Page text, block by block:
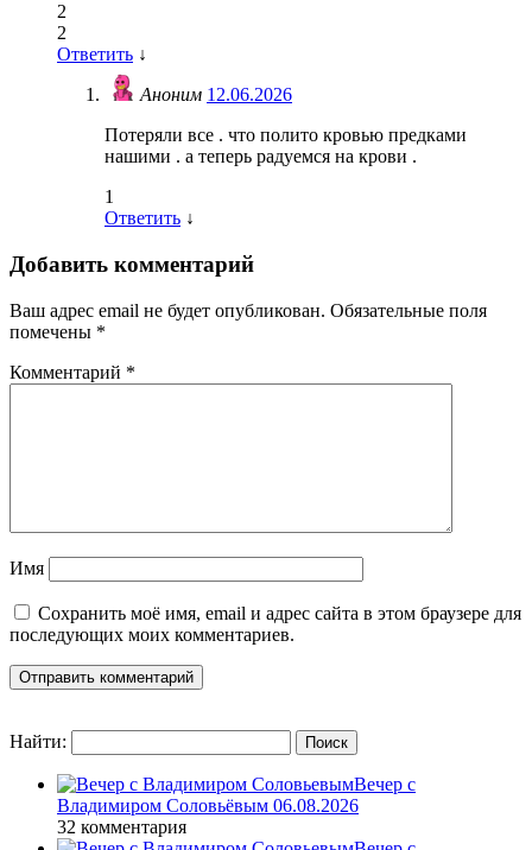
2
2
Ответить ↓
Аноним 12.06.2026
Потеряли все . что полито кровью предками
нашими . а теперь радуемся на крови .
1
Ответить ↓
Добавить комментарий
Ваш адрес email не будет опубликован. Обязательные поля
помечены *
Комментарий *
Имя
Сохранить моё имя, email и адрес сайта в этом браузере для
последующих моих комментариев.
Найти:
Вечер с
Владимиром Соловьёвым 06.08.2026
32 комментария